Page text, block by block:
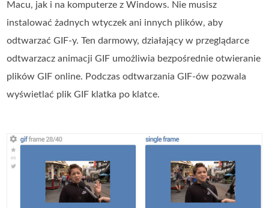
Macu, jak i na komputerze z Windows. Nie musisz
instalować żadnych wtyczek ani innych plików, aby
odtwarzać GIF-y. Ten darmowy, działający w przeglądarce
odtwarzacz animacji GIF umożliwia bezpośrednie otwieranie
plików GIF online. Podczas odtwarzania GIF-ów pozwala
wyświetlać plik GIF klatka po klatce.